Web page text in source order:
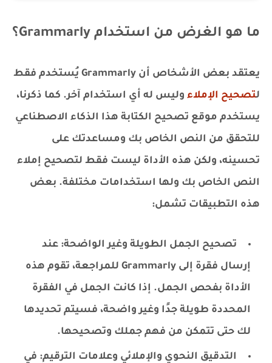
ما هو الغرض من استخدام Grammarly؟
يعتقد بعض الأشخاص أن Grammarly يُستخدم فقط
لتصحيح الإملاء وليس له أي استخدام آخر. كما ذكرنا،
يستخدم موقع تصحيح الكتابة هذا الذكاء الاصطناعي
للتحقق من النص الخاص بك ومساعدتك على
تحسينه، ولكن هذه الأداة ليست فقط لتصحيح إملاء
النص الخاص بك ولها استخدامات مختلفة. بعض
هذه التطبيقات تشمل:
تصحيح الجمل الطويلة وغير الواضحة: عند
إرسال فقرة إلى Grammarly للمراجعة، تقوم هذه
الأداة بفحص الجمل. إذا كانت الجمل في الفقرة
المحددة طويلة جدًا وغير واضحة، فسيتم تحديدها
لك حتى تتمكن من فهم جملك وتصحيحها.
التدقيق النحوي والإملائي وعلامات الترقيم: في